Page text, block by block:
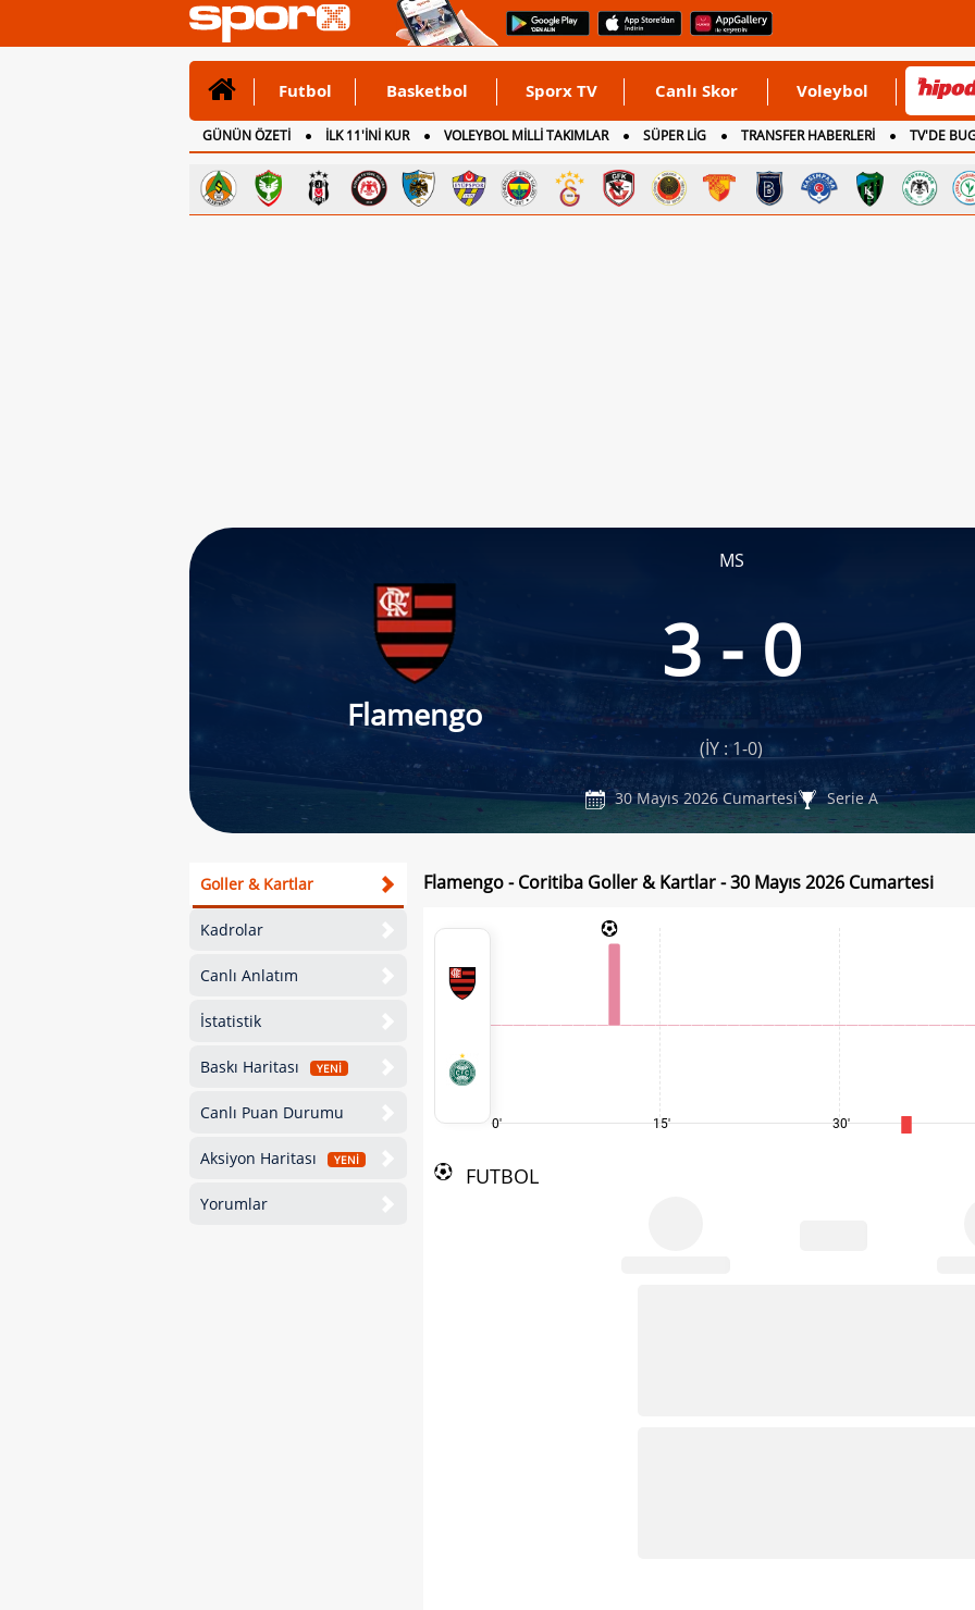
Futbol Basketbol Sporx TV Canlı Skor Voleybol
GÜNÜN ÖZETİ İLK 11'İNİ KUR VOLEYBOL MİLLİ TAKIMLAR SÜPER LİG TRANSFER HABERLERİ
TV'DE
CANLI ANLATIM
İNGİLTERE
MS
Flamengo
3 - 0
(İY : 1-0)
30 Mayıs 2026 Cumartesi Serie A
Goller & Kartlar
Kadrolar
Canlı Anlatım
İstatistik
Baskı Haritası YENİ
Canlı Puan Durumu
Aksiyon Haritası YENİ
Yorumlar
Flamengo - Coritiba Goller & Kartlar - 30 Mayıs 2026 Cumartesi
0' 15' 30'
FUTBOL